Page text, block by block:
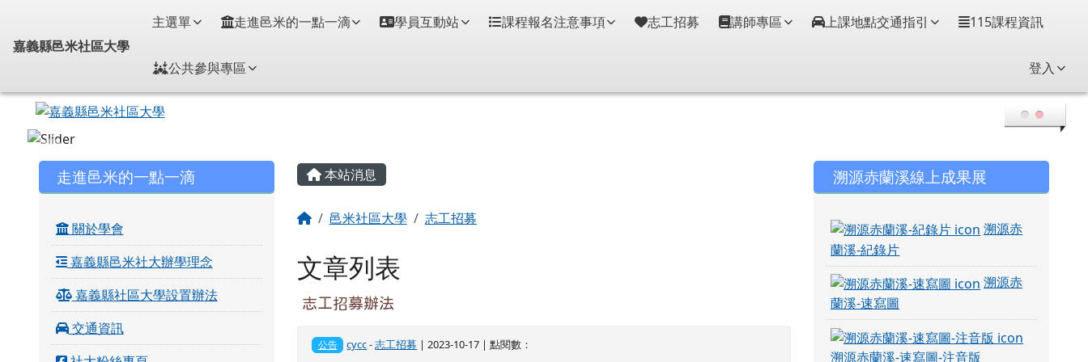
嘉義縣邑米社區大學
嘉義縣邑米社區大學
主選單 走進邑米的一點一滴 學員互動站 課程報名注意事項 志工招募 講師專區 上課地點交通指引 115課程資訊
公共參與專區 登入
左邊區域內容
走進邑米的一點一滴
關於學會
嘉義縣邑米社大辦學理念
嘉義縣社區大學設置辦法
交通資訊
主內容區域
本站消息
回首頁邑米社區大學 志工招募
文章列表
志工招募辦法
公告 cycc-志工招募 | 2023-10-17 | 點閱數：
右邊區域內容
溯源赤蘭溪線上成果展
溯源赤
蘭溪-紀錄片
溯源赤
蘭溪-速寫圖
溯源赤蘭溪-速寫圖-注音版
頁尾區域